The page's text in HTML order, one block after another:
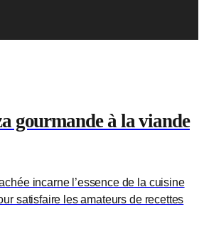
gourmande à la viande
incarne l’essence de la cuisine
satisfaire les amateurs de recettes